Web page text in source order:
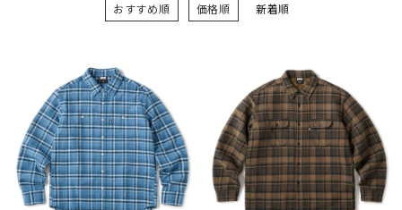
おすすめ順 価格順 新着順